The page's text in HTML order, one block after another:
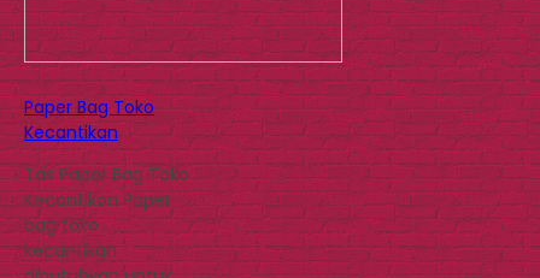
Paper Bag Toko
Kecantikan
Tas Paper Bag Toko
Kecantikan Paper
bag toko
kecantikan